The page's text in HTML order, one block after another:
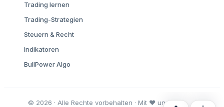
Trading lernen
Trading-Strategien
Steuern & Recht
Indikatoren
BullPower Algo
© 2026 · Alle Rechte vorbehalten · Mit ♥ und